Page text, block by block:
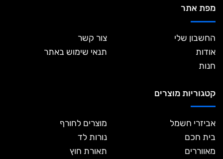
מפת אתר
החשבון שלי
אודות
חנות
צור קשר
תנאי שימוש באתר
קטגוריות מוצרים
אביזרי חשמל
בית חכם
מאווררים
מוצרים לחורף
נורות לד
תאורת חוץ